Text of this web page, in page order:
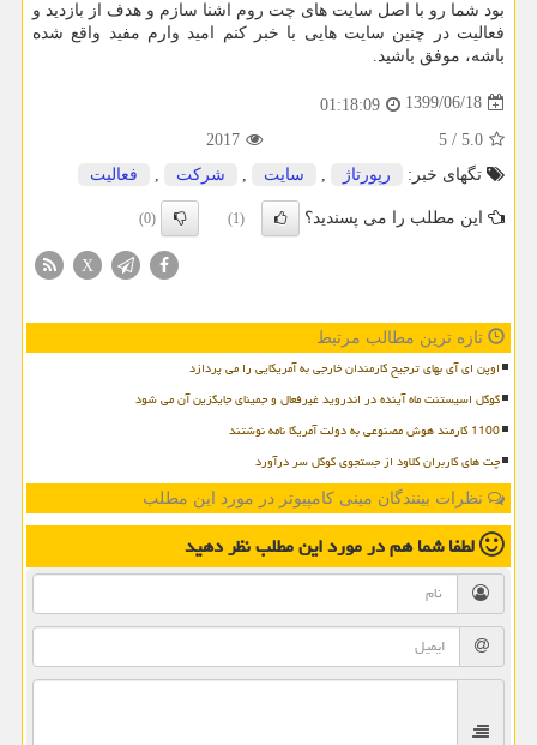
بود شما رو با اصل سایت های چت روم اشنا سازم و هدف از بازدید و
فعالیت در چنین سایت هایی با خبر کنم امید وارم مفید واقع شده
باشه، موفق باشید.
1399/06/18
01:18:09
5.0
/
5
2017
تگهای خبر:
رپورتاژ سایت شركت فعالیت
این مطلب را می پسندید؟ (1)
(0)
X
تازه ترین مطالب مرتبط
اوپن ای آی بهای ترجیح کارمندان خارجی به آمریکایی را می پردازد
گوگل اسیستنت ماه آینده در اندروید غیرفعال و جمینای جایگزین آن می شود
1100 کارمند هوش مصنوعی به دولت آمریکا نامه نوشتند
چت های کاربران کلاود از جستجوی گوگل سر درآورد
نظرات بینندگان مینی کامپیوتر در مورد این مطلب
لطفا شما همدر مورد این مطلبنظر دهید